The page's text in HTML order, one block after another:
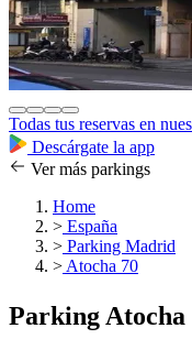
Todas tus reservas en
Descárgate la app
Ver más parkings
Home
> España
> Parking Madrid
> Atocha 70
Parking Atocha